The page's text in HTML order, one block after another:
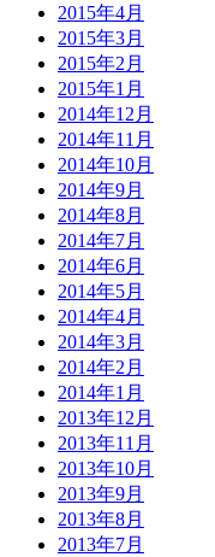
2015年4月
2015年3月
2015年2月
2015年1月
2014年12月
2014年11月
2014年10月
2014年9月
2014年8月
2014年7月
2014年6月
2014年5月
2014年4月
2014年3月
2014年2月
2014年1月
2013年12月
2013年11月
2013年10月
2013年9月
2013年8月
2013年7月